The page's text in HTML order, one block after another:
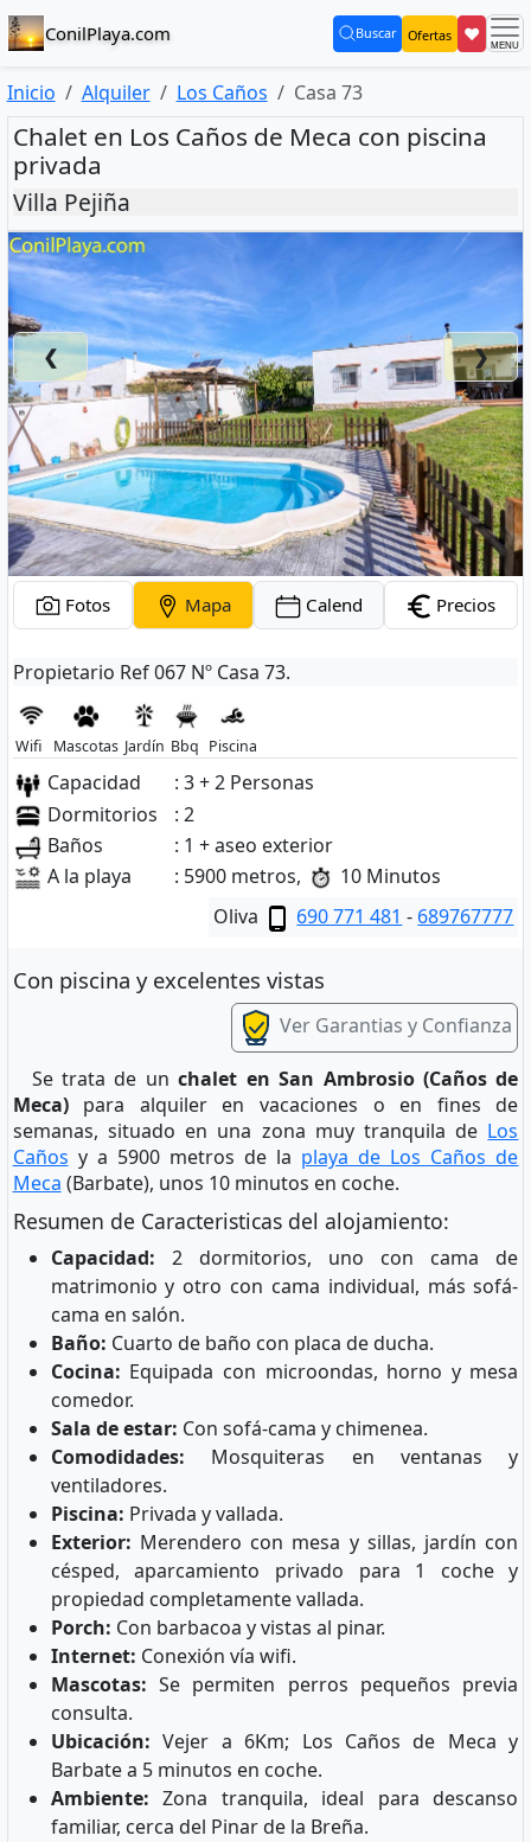
ConilPlaya.com Buscar
(current) Ofertas ❤
Inicio Alquiler Los Caños Casa 73
Chalet en Los Caños de Meca con piscina
privada
Villa Pejiña
❮ ❯
Fotos Mapa Calend Precios
Propietario Ref 067 Nº Casa 73.
Wifi Mascotas Jardín Bbq Piscina
Capacidad
: 3 + 2 Personas
Dormitorios
: 2
Baños
: 1 + aseo exterior
A la playa
: 5900 metros,
10 Minutos
Oliva
690 771 481 - 689767777
Con piscina y excelentes vistas
Ver Garantias y Confianza
Se trata de unchalet en San Ambrosio (Caños de
Meca)para alquiler en vacaciones o en fines de
semanas, situado en una zona muy tranquila de Los
Caños y a 5900 metros de la playa de Los Caños de
Meca (Barbate), unos 10 minutos en coche.
Resumen de Caracteristicas del alojamiento:
Capacidad: 2 dormitorios, uno con cama de
matrimonio y otro con cama individual, más sofá-
cama en salón.
Baño: Cuarto de baño con placa de ducha.
Cocina: Equipada con microondas, horno y mesa
comedor.
Sala de estar: Con sofá-cama y chimenea.
Comodidades: Mosquiteras en ventanas y
ventiladores.
Piscina: Privada y vallada.
Exterior: Merendero con mesa y sillas, jardín con
césped, aparcamiento privado para 1 coche y
propiedad completamente vallada.
Porch: Con barbacoa y vistas al pinar.
Internet: Conexión vía wifi.
Mascotas: Se permiten perros pequeños previa
consulta.
Ubicación: Vejer a 6Km; Los Caños de Meca y
Barbate a 5 minutos en coche.
Ambiente: Zona tranquila, ideal para descanso
familiar, cerca del Pinar de la Breña.